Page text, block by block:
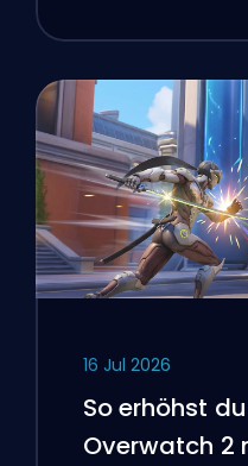
16 Jul 2026
So erhöhst du
Overwatch 2